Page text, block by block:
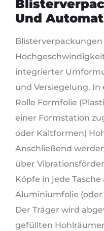
Und
integrierter
und Versiegelung. In
Rolle Formfolie
einer Formstation
oder Kaltformen)
Anschließend
über
Köpfe in jede
Aluminiumfolie
Der Träger wird
gefüllten